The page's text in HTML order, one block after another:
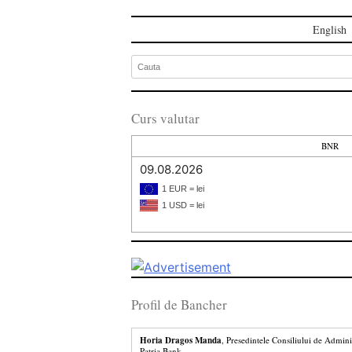
English
Curs valutar
BNR
09.08.2026
1 EUR = lei
1 USD = lei
Profil de Bancher
Horia Dragos Manda, Presedintele Consiliului de